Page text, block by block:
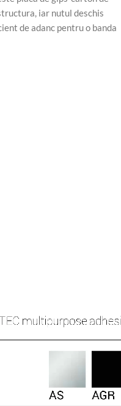
iar nutul deschis
de adanc pentru o banda